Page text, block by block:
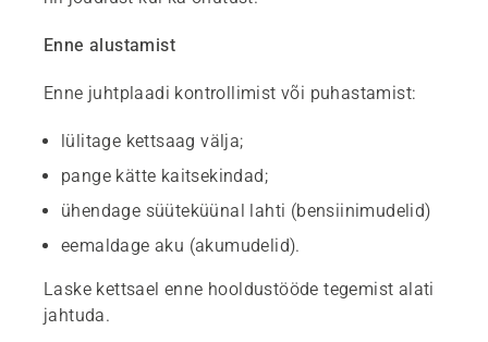
Enne alustamist
Enne juhtplaadi kontrollimist või puhastamist:
lülitage kettsaag välja;
pange kätte kaitsekindad;
ühendage süüteküünal lahti (bensiinimudelid)
eemaldage aku (akumudelid).
Laske kettsael enne hooldustööde tegemist alati
jahtuda.